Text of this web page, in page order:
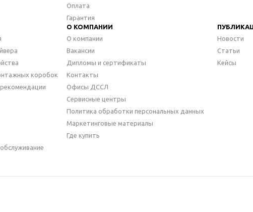
Оплата
Гарантия
коробок
О КОМПАНИИ
О компании
Вакансии
Дипломы и сертификаты
Контакты
Офисы ДССЛ
Сервисные центры
Политика обработки персональных данных
Маркетинговые материалы
Где купить
Новости
Статьи
Кейсы